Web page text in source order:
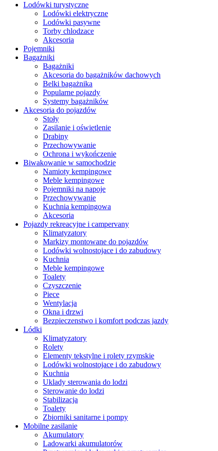
Lodówki turystyczne
Lodówki elektryczne
Lodówki pasywne
Torby chlodzace
Akcesoria
Pojemniki
Bagażniki
Bagażniki
Akcesoria do bagażników dachowych
Belki bagażnika
Popularne pojazdy
Systemy bagażników
Akcesoria do pojazdów
Stoły
Zasilanie i oświetlenie
Drabiny
Przechowywanie
Ochrona i wykończenie
Biwakowanie w samochodzie
Namioty kempingowe
Meble kempingowe
Pojemniki na napoje
Przechowywanie
Kuchnia kempingowa
Akcesoria
Pojazdy rekreacyjne i campervany
Klimatyzatory
Markizy montowane do pojazdów
Lodówki wolnostojace i do zabudowy
Kuchnia
Meble kempingowe
Toalety
Czyszczenie
Piece
Wentylacja
Okna i drzwi
Bezpieczenstwo i komfort podczas jazdy
Lódki
Klimatyzatory
Rolety
Elementy tekstylne i rolety rzymskie
Lodówki wolnostojace i do zabudowy
Kuchnia
Uklady sterowania do lodzi
Sterowanie do lodzi
Stabilizacja
Toalety
Zbiorniki sanitarne i pompy
Mobilne zasilanie
Akumulatory
Ladowarki akumulatorów